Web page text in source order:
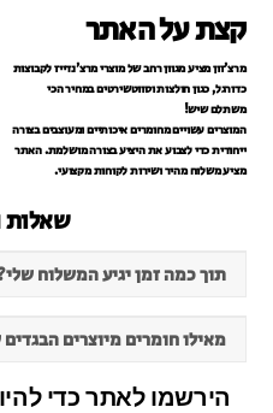
קצת על האתר
מרצ'זון מציע מגוון רחב של מוצרי מרצ'נדייז לקבוצות
כדורגל, כגון חולצות וסווטשירטים במחיר הכי
משתלם שיש!
המוצרים עשויים מחומרים איכותיים ומעוצבים בצורה
ייחודית כדי לצבוע את היציע בצורה מושלמת. האתר
מציע משלוח מהיר ושירות לקוחות מקצועי.
שאלות
תוך כמה זמן יגיע המשלוח
מאילו חומרים מיוצרים
הירשמו לאתר כדי